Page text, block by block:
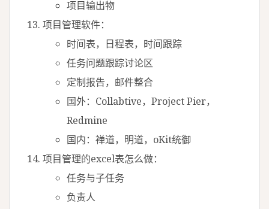
项目输出物
项目管理软件：
时间表，日程表，时间跟踪
任务问题跟踪讨论区
定制报告，邮件整合
国外：Collabtive，Project Pier，
Redmine
国内：禅道，明道，oKit统御
项目管理的excel表怎么做：
任务与子任务
负责人